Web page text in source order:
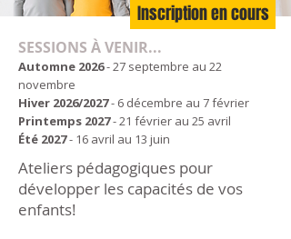
Inscription en cours
SESSIONS À VENIR...
Automne 2026- 27 septembre au 22
novembre
Hiver 2026/2027- 6 décembre au 7 février
Printemps 2027- 21 février au 25 avril
Été 2027- 16 avril au 13 juin
Ateliers pédagogiques pour
développer les capacités de vos
enfants!